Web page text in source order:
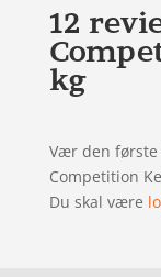
12
kg
Vær den første
Competition
Du skal være